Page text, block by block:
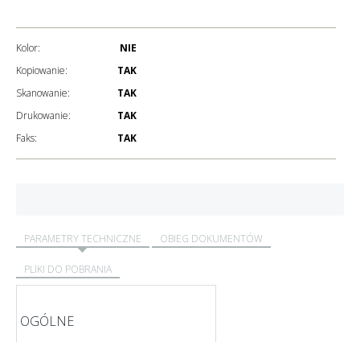
Kolor:
NIE
Kopiowanie:
TAK
Skanowanie:
TAK
Drukowanie:
TAK
Faks:
TAK
PARAMETRY TECHNICZNE OBIEG DOKUMENTÓW
PLIKI DO POBRANIA
OGÓLNE